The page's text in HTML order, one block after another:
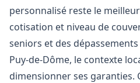
personnalisé reste le
cotisation et niveau de
seniors et des
Puy-de-Dôme, le contexte
dimensionner ses garanties.